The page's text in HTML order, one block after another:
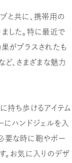
と共に、携帯用の
した。特に最近で
がプラスされたも
ど、さまざまな魅力
持ち歩けるアイテム
にハンドジェルを入
要な時に鞄やポー
。お気に入りのデザ